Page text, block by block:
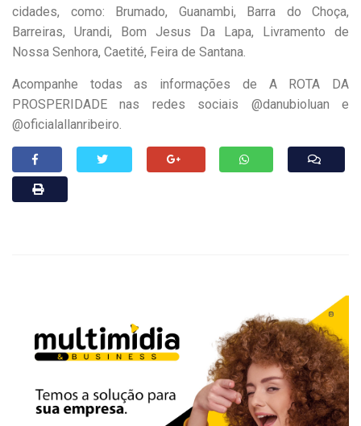
cidades, como: Brumado, Guanambi, Barra do Choça,
Barreiras, Urandi, Bom Jesus Da Lapa, Livramento de
Nossa Senhora, Caetité, Feira de Santana.
Acompanhe todas as informações de A ROTA DA
PROSPERIDADE nas redes sociais @danubioluan e
@oficialallanribeiro.